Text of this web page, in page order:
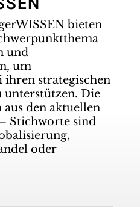
bieten
und
um
strategischen
unterstützen. Die
den aktuellen
Stichworte sind
oder